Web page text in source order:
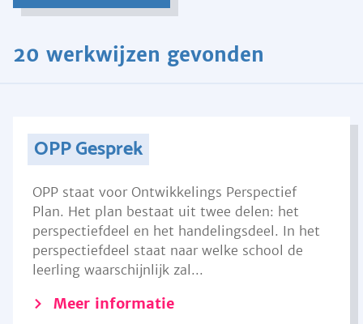
20 werkwijzen gevonden
OPP Gesprek
OPP staat voor Ontwikkelings Perspectief
Plan. Het plan bestaat uit twee delen: het
perspectiefdeel en het handelingsdeel. In het
perspectiefdeel staat naar welke school de
leerling waarschijnlijk zal...
Meer informatie